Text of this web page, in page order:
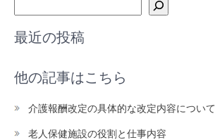
索
最近の投稿
他の記事はこちら
介護報酬改定の具体的な改定内容について
老人保健施設の役割と仕事内容